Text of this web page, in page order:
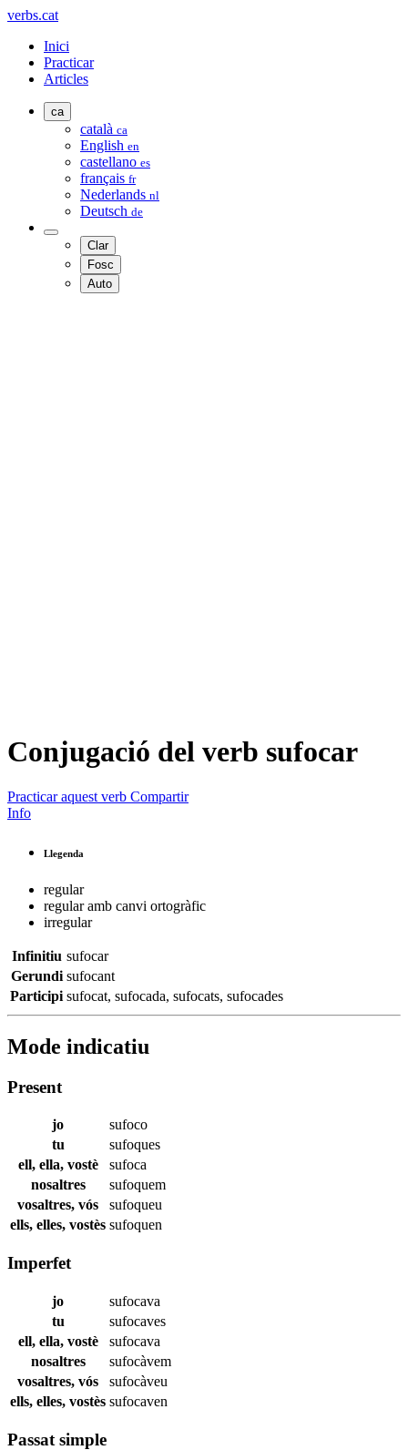
verbs.cat
Inici
Practicar
Articles
ca
català ca
English en
castellano es
français fr
Nederlands nl
Deutsch de
Clar
Fosc
Auto
Conjugació del verb sufocar
Practicar aquest verb Compartir
Info
Llegenda
regular
regular amb canvi ortogràfic
irregular
Infinitiu sufocar
Gerundi sufocant
Participi sufocat, sufocada, sufocats, sufocades
Mode indicatiu
Present
jo
sufoco
tu
sufoques
ell, ella, vostè
sufoca
nosaltres
sufoquem
vosaltres, vós
sufoqueu
ells, elles, vostès sufoquen
Imperfet
jo
sufocava
tu
sufocaves
ell, ella, vostè
sufocava
nosaltres
sufocàvem
vosaltres, vós
sufocàveu
ells, elles, vostès sufocaven
Passat simple